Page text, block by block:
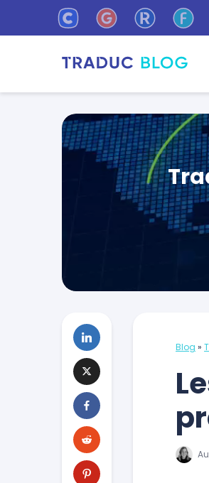
Blog »